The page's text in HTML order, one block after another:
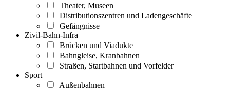
Theater, Museen
Distributionszentren und Ladengeschäfte
Gefängnisse
Zivil-Bahn-Infra
Brücken und Viadukte
Bahngleise, Kranbahnen
Straßen, Startbahnen und Vorfelder
Sport
Außenbahnen